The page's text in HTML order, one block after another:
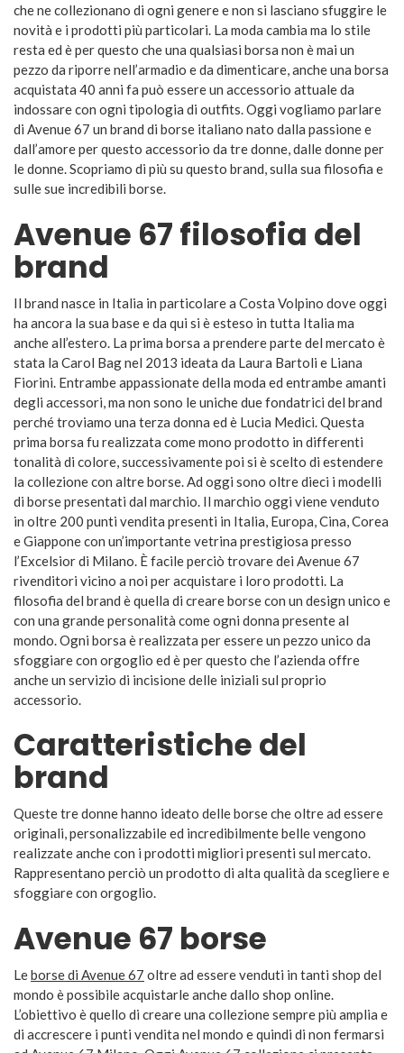
che ne collezionano di ogni genere e non si lasciano sfuggire le
novità e i prodotti più particolari. La moda cambia ma lo stile
resta ed è per questo che una qualsiasi borsa non è mai un
pezzo da riporre nell’armadio e da dimenticare, anche una borsa
acquistata 40 anni fa può essere un accessorio attuale da
indossare con ogni tipologia di outfits. Oggi vogliamo parlare
di Avenue 67 un brand di borse italiano nato dalla passione e
dall’amore per questo accessorio da tre donne, dalle donne per
le donne. Scopriamo di più su questo brand, sulla sua filosofia e
sulle sue incredibili borse.
Avenue 67 filosofia del
brand
Il brand nasce in Italia in particolare a Costa Volpino dove oggi
ha ancora la sua base e da qui si è esteso in tutta Italia ma
anche all’estero. La prima borsa a prendere parte del mercato è
stata la Carol Bag nel 2013 ideata da Laura Bartoli e Liana
Fiorini. Entrambe appassionate della moda ed entrambe amanti
degli accessori, ma non sono le uniche due fondatrici del brand
perché troviamo una terza donna ed è Lucia Medici. Questa
prima borsa fu realizzata come mono prodotto in differenti
tonalità di colore, successivamente poi si è scelto di estendere
la collezione con altre borse. Ad oggi sono oltre dieci i modelli
di borse presentati dal marchio. Il marchio oggi viene venduto
in oltre 200 punti vendita presenti in Italia, Europa, Cina, Corea
e Giappone con un’importante vetrina prestigiosa presso
l’Excelsior di Milano. È facile perciò trovare dei Avenue 67
rivenditori vicino a noi per acquistare i loro prodotti. La
filosofia del brand è quella di creare borse con un design unico e
con una grande personalità come ogni donna presente al
mondo. Ogni borsa è realizzata per essere un pezzo unico da
sfoggiare con orgoglio ed è per questo che l’azienda offre
anche un servizio di incisione delle iniziali sul proprio
accessorio.
Caratteristiche del
brand
Queste tre donne hanno ideato delle borse che oltre ad essere
originali, personalizzabile ed incredibilmente belle vengono
realizzate anche con i prodotti migliori presenti sul mercato.
Rappresentano perciò un prodotto di alta qualità da scegliere e
sfoggiare con orgoglio.
Avenue 67 borse
Leborse di Avenue 67 oltre ad essere venduti in tanti shop del
mondo è possibile acquistarle anche dallo shop online.
L’obiettivo è quello di creare una collezione sempre più amplia e
di accrescere i punti vendita nel mondo e quindi di non fermarsi